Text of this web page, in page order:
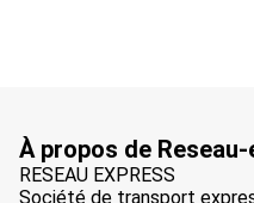
À propos de
RESEAU EXPRESS
Société de transport